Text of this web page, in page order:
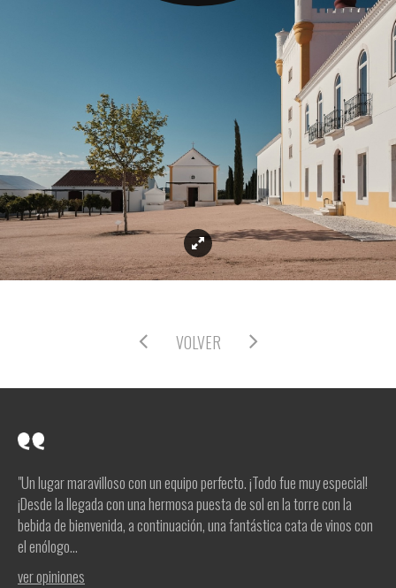
VOLVER
"Un lugar maravilloso con un equipo perfecto. ¡Todo fue muy especial!
¡Desde la llegada con una hermosa puesta de sol en la torre con la
bebida de bienvenida, a continuación, una fantástica cata de vinos con
el enólogo...
ver opiniones